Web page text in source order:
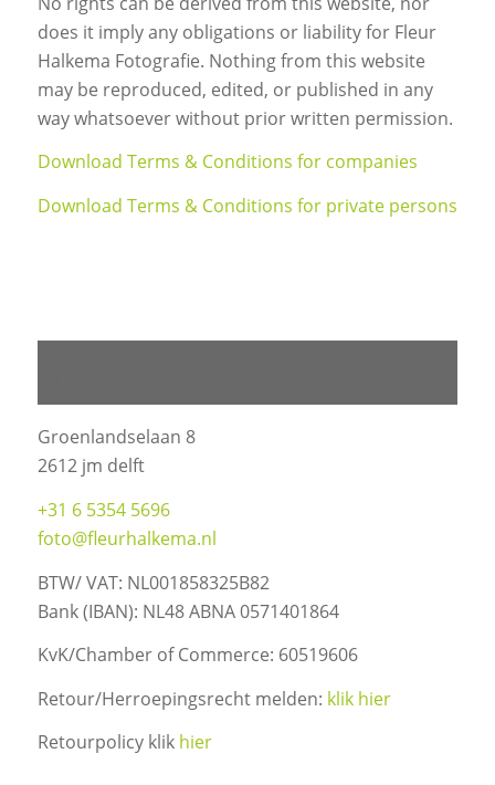
does it imply any obligations or liability for Fleur
Halkema Fotografie. Nothing from this website
may be reproduced, edited, or published in any
way whatsoever without prior written permission.
Download Terms & Conditions for companies
Download Terms & Conditions for private persons
Groenlandselaan 8
2612 jm delft
+31 6 5354 5696
foto@fleurhalkema.nl
BTW/ VAT: NL001858325B82
Bank (IBAN): NL48 ABNA 0571401864
KvK/Chamber of Commerce: 60519606
Retour/Herroepingsrecht melden: klik hier
Retourpolicy klik hier